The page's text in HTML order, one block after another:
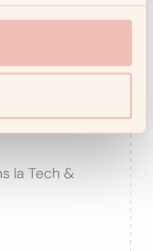
la Tech &